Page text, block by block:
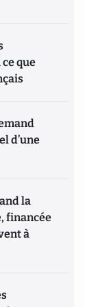
que
d’une
la
financée
à